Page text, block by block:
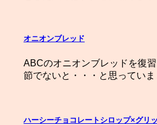
オニオンブレッド
ABCのオニオンブレッドを復
節でないと・・・と思ってい
ハーシーチョコレートシロップ×グリ